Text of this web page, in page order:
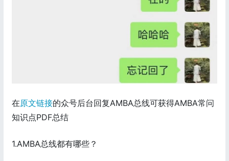
在原文链接的众号后台回复AMBA总线可获得AMBA常问
知识点PDF总结
1.AMBA总线都有哪些？